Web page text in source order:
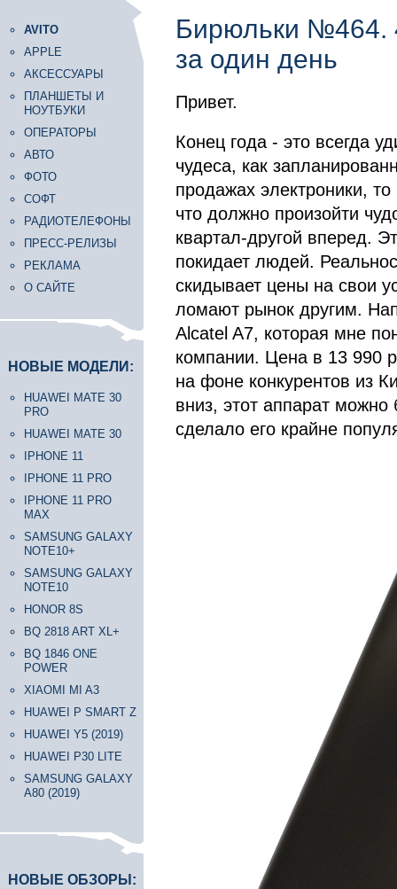
AVITO
APPLE
АКСЕССУАРЫ
ПЛАНШЕТЫ И
НОУТБУКИ
ОПЕРАТОРЫ
АВТО
ФОТО
СОФТ
РАДИОТЕЛЕФОНЫ
ПРЕСС-РЕЛИЗЫ
РЕКЛАМА
О САЙТЕ
НОВЫЕ МОДЕЛИ:
HUAWEI MATE 30
PRO
HUAWEI MATE 30
IPHONE 11
IPHONE 11 PRO
IPHONE 11 PRO
MAX
SAMSUNG GALAXY
NOTE10+
SAMSUNG GALAXY
NOTE10
HONOR 8S
BQ 2818 ART XL+
BQ 1846 ONE
POWER
XIAOMI MI A3
HUAWEI P SMART Z
HUAWEI Y5 (2019)
HUAWEI P30 LITE
SAMSUNG GALAXY
A80 (2019)
НОВЫЕ ОБЗОРЫ:
Бирюльки №464.
за один день
Привет.
Конец года - это всегда
чудеса, как
продажах электроники,
что должно произойти
квартал-другой вперед.
покидает людей.
скидывает цены на свои
ломают рынок другим.
Alcatel A7, которая мне
компании. Цена в 13 990
на фоне конкурентов из
вниз, этот аппарат
сделало его крайне